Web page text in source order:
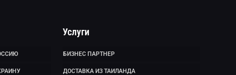
Услуги
БИЗНЕС ПАРТНЕР
ДОСТАВКА ИЗ ТАИЛАНДА